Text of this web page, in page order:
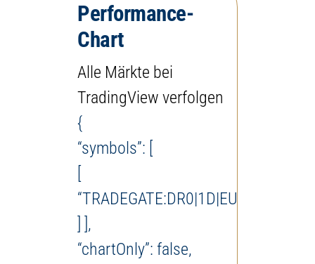
Performance-
Chart
Alle Märkte bei
TradingView verfolgen
{
“symbols”: [
“TRADEGATE:DR0|1D|EUR”
] ],
“chartOnly”: false,